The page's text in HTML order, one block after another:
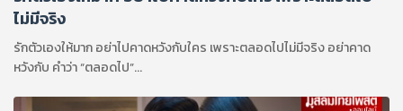
ไม่มีจริง
รักตัวเองให้มาก อย่าไปคาดหวังกับใคร เพราะตลอดไปไม่มีจริง อย่าคาด
หวังกับ คำว่า “ตลอดไป”...